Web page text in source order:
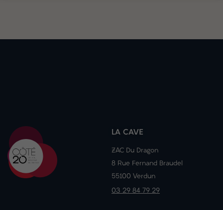
LA CAVE
ZAC Du Dragon
8 Rue Fernand Braudel
55100 Verdun
03 29 84 79 29